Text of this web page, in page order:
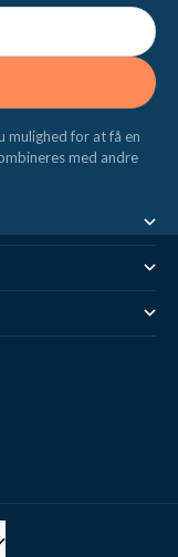
mulighed for at få en
med andre